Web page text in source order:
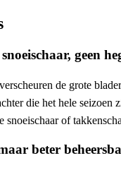
geen
de grote
die het hele seizoen
snoeischaar of
beter